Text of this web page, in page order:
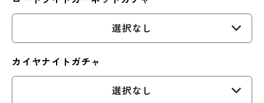
選択なし
カイヤナイトガチャ
選択なし